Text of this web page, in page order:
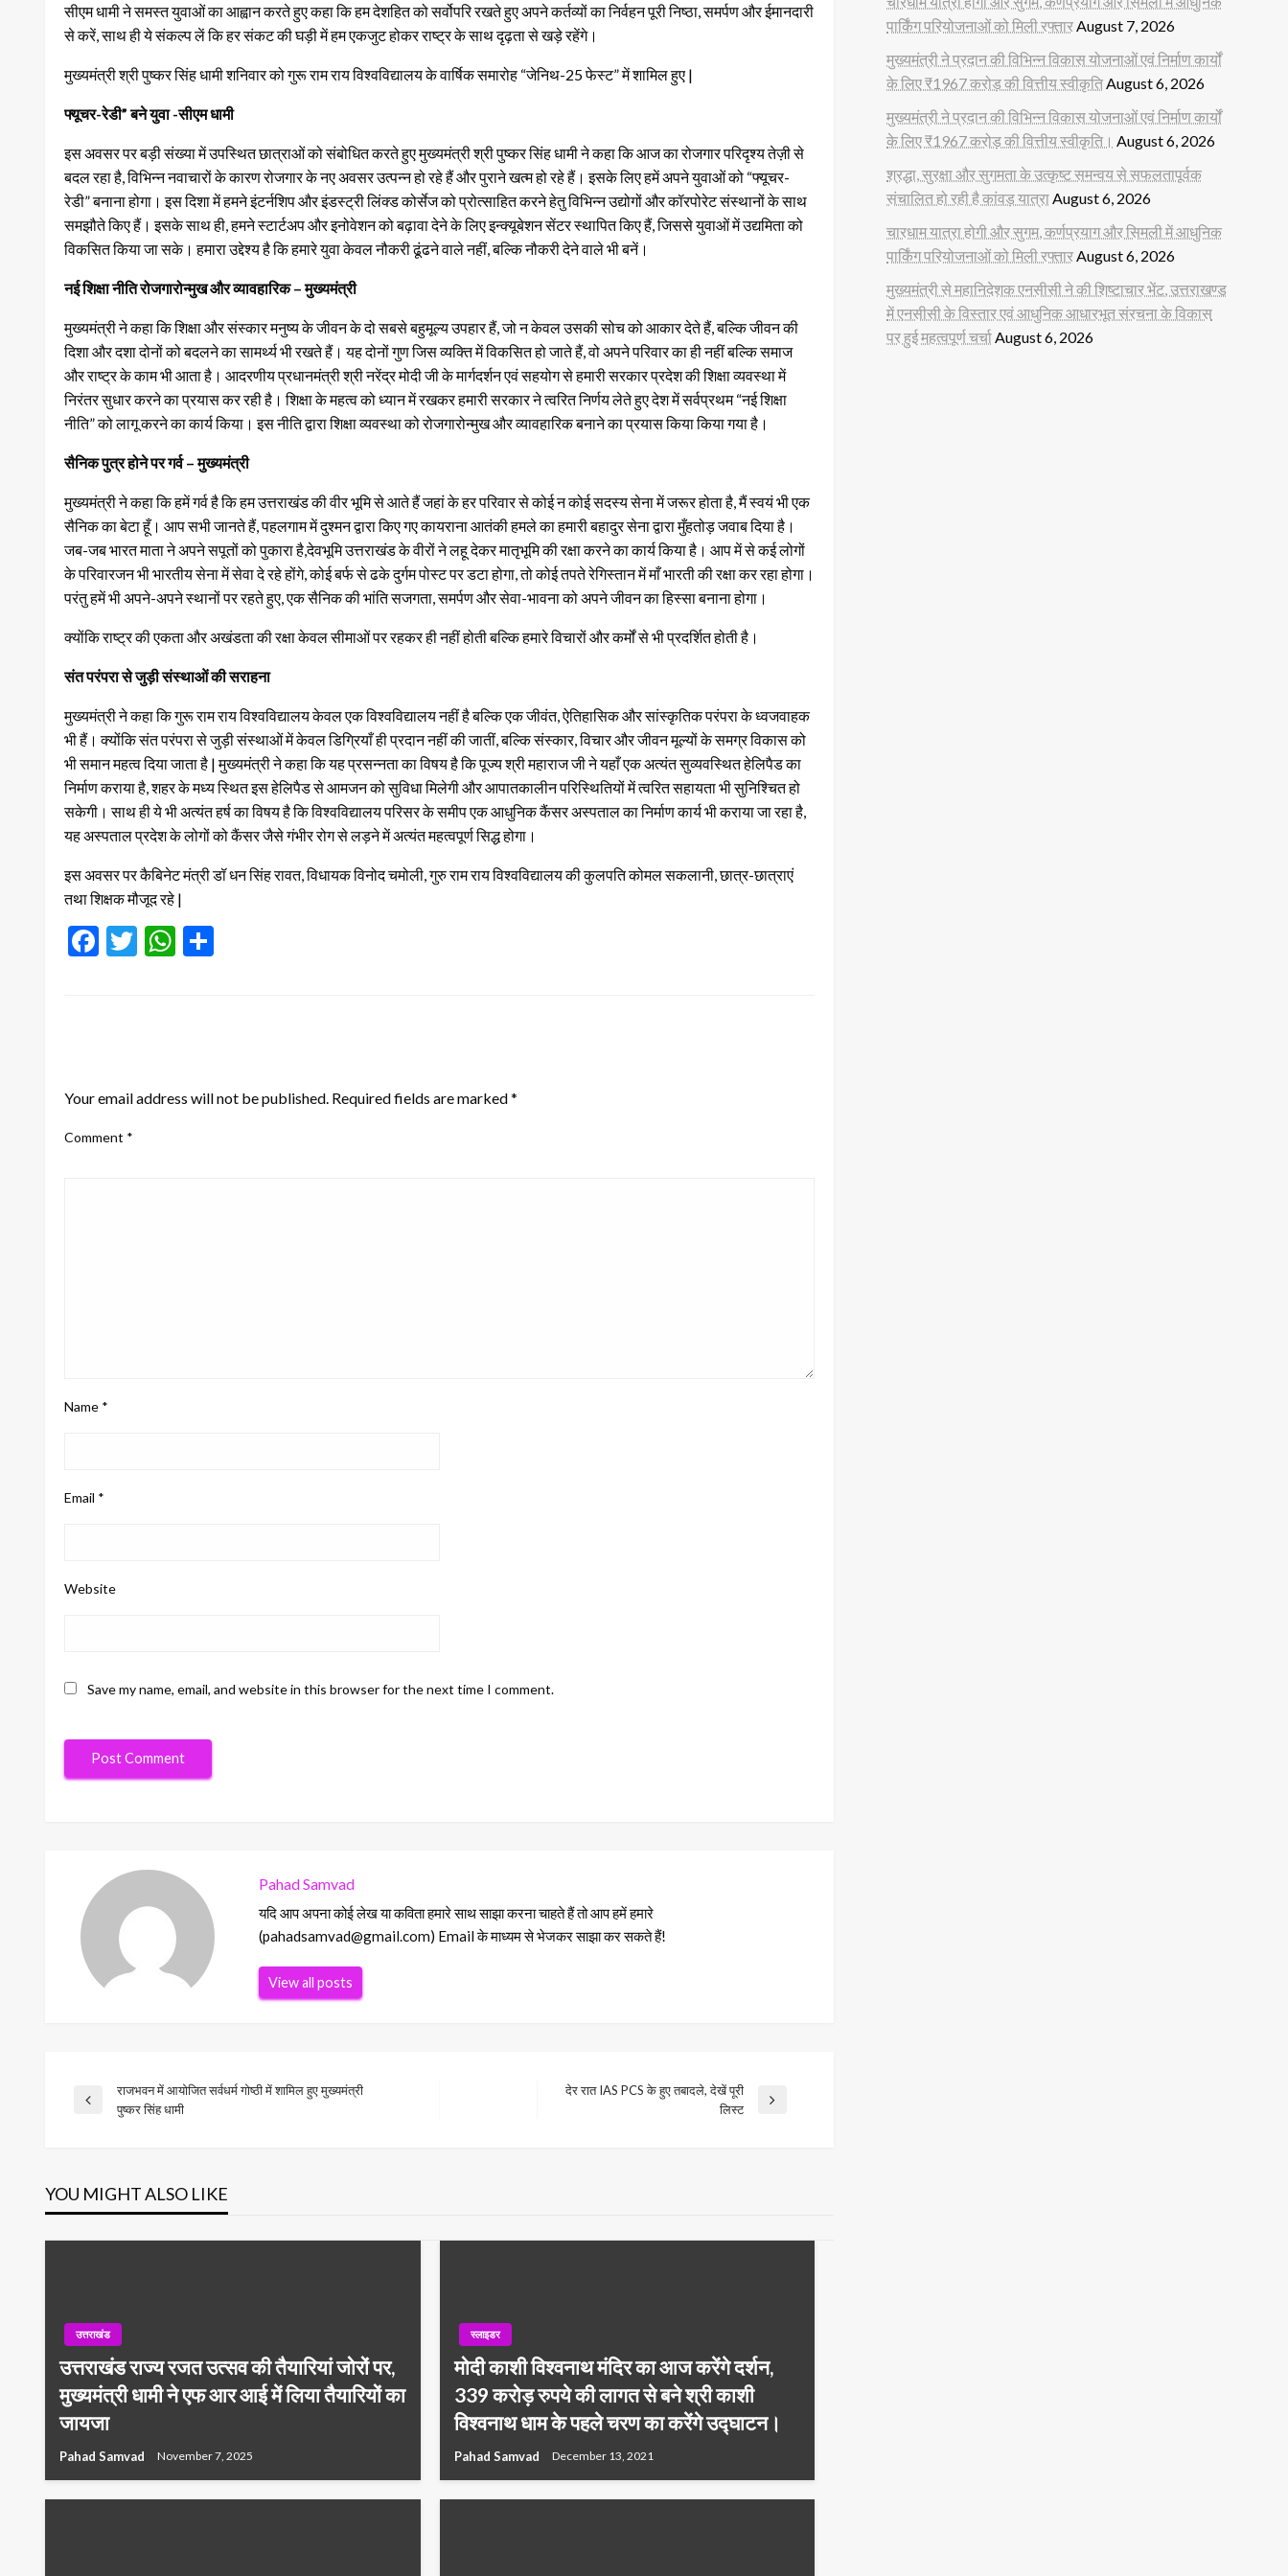
सीएम धामी ने समस्त युवाओं का आह्वान करते हुए कहा कि हम देशहित को सर्वोपरि रखते हुए अपने कर्तव्यों का निर्वहन पूरी निष्ठा, समर्पण और ईमानदारी
से करें, साथ ही ये संकल्प लें कि हर संकट की घड़ी में हम एकजुट होकर राष्ट्र के साथ दृढ़ता से खड़े रहेंगे।
मुख्यमंत्री श्री पुष्कर सिंह धामी शनिवार को गुरू राम राय विश्वविद्यालय के वार्षिक समारोह “जेनिथ-25 फेस्ट” में शामिल हुए |
फ्यूचर-रेडी” बने युवा -सीएम धामी
इस अवसर पर बड़ी संख्या में उपस्थित छात्राओं को संबोधित करते हुए मुख्यमंत्री श्री पुष्कर सिंह धामी ने कहा कि आज का रोजगार परिदृश्य तेज़ी से
बदल रहा है, विभिन्न नवाचारों के कारण रोजगार के नए अवसर उत्पन्न हो रहे हैं और पुराने खत्म हो रहे हैं। इसके लिए हमें अपने युवाओं को “फ्यूचर-
रेडी” बनाना होगा। इस दिशा में हमने इंटर्नशिप और इंडस्ट्री लिंक्ड कोर्सेज को प्रोत्साहित करने हेतु विभिन्न उद्योगों और कॉरपोरेट संस्थानों के साथ
समझौते किए हैं। इसके साथ ही, हमने स्टार्टअप और इनोवेशन को बढ़ावा देने के लिए इन्क्यूबेशन सेंटर स्थापित किए हैं, जिससे युवाओं में उद्यमिता को
विकसित किया जा सके। हमारा उद्देश्य है कि हमारे युवा केवल नौकरी ढूंढने वाले नहीं, बल्कि नौकरी देने वाले भी बनें।
नई शिक्षा नीति रोजगारोन्मुख और व्यावहारिक – मुख्यमंत्री
मुख्यमंत्री ने कहा कि शिक्षा और संस्कार मनुष्य के जीवन के दो सबसे बहुमूल्य उपहार हैं, जो न केवल उसकी सोच को आकार देते हैं, बल्कि जीवन की
दिशा और दशा दोनों को बदलने का सामर्थ्य भी रखते हैं। यह दोनों गुण जिस व्यक्ति में विकसित हो जाते हैं, वो अपने परिवार का ही नहीं बल्कि समाज
और राष्ट्र के काम भी आता है। आदरणीय प्रधानमंत्री श्री नरेंद्र मोदी जी के मार्गदर्शन एवं सहयोग से हमारी सरकार प्रदेश की शिक्षा व्यवस्था में
निरंतर सुधार करने का प्रयास कर रही है। शिक्षा के महत्व को ध्यान में रखकर हमारी सरकार ने त्वरित निर्णय लेते हुए देश में सर्वप्रथम “नई शिक्षा
नीति” को लागू करने का कार्य किया। इस नीति द्वारा शिक्षा व्यवस्था को रोजगारोन्मुख और व्यावहारिक बनाने का प्रयास किया किया गया है।
सैनिक पुत्र होने पर गर्व – मुख्यमंत्री
मुख्यमंत्री ने कहा कि हमें गर्व है कि हम उत्तराखंड की वीर भूमि से आते हैं जहां के हर परिवार से कोई न कोई सदस्य सेना में जरूर होता है, मैं स्वयं भी एक
सैनिक का बेटा हूँ। आप सभी जानते हैं, पहलगाम में दुश्मन द्वारा किए गए कायराना आतंकी हमले का हमारी बहादुर सेना द्वारा मुँहतोड़ जवाब दिया है।
जब-जब भारत माता ने अपने सपूतों को पुकारा है,देवभूमि उत्तराखंड के वीरों ने लहू देकर मातृभूमि की रक्षा करने का कार्य किया है। आप में से कई लोगों
के परिवारजन भी भारतीय सेना में सेवा दे रहे होंगे, कोई बर्फ से ढके दुर्गम पोस्ट पर डटा होगा, तो कोई तपते रेगिस्तान में माँ भारती की रक्षा कर रहा होगा।
परंतु हमें भी अपने-अपने स्थानों पर रहते हुए, एक सैनिक की भांति सजगता, समर्पण और सेवा-भावना को अपने जीवन का हिस्सा बनाना होगा।
क्योंकि राष्ट्र की एकता और अखंडता की रक्षा केवल सीमाओं पर रहकर ही नहीं होती बल्कि हमारे विचारों और कर्मों से भी प्रदर्शित होती है।
संत परंपरा से जुड़ी संस्थाओं की सराहना
मुख्यमंत्री ने कहा कि गुरू राम राय विश्वविद्यालय केवल एक विश्वविद्यालय नहीं है बल्कि एक जीवंत, ऐतिहासिक और सांस्कृतिक परंपरा के ध्वजवाहक
भी हैं। क्योंकि संत परंपरा से जुड़ी संस्थाओं में केवल डिग्रियाँ ही प्रदान नहीं की जातीं, बल्कि संस्कार, विचार और जीवन मूल्यों के समग्र विकास को
भी समान महत्व दिया जाता है | मुख्यमंत्री ने कहा कि यह प्रसन्नता का विषय है कि पूज्य श्री महाराज जी ने यहाँ एक अत्यंत सुव्यवस्थित हेलिपैड का
निर्माण कराया है, शहर के मध्य स्थित इस हेलिपैड से आमजन को सुविधा मिलेगी और आपातकालीन परिस्थितियों में त्वरित सहायता भी सुनिश्चित हो
सकेगी। साथ ही ये भी अत्यंत हर्ष का विषय है कि विश्वविद्यालय परिसर के समीप एक आधुनिक कैंसर अस्पताल का निर्माण कार्य भी कराया जा रहा है,
यह अस्पताल प्रदेश के लोगों को कैंसर जैसे गंभीर रोग से लड़ने में अत्यंत महत्वपूर्ण सिद्ध होगा।
इस अवसर पर कैबिनेट मंत्री डॉ धन सिंह रावत, विधायक विनोद चमोली, गुरु राम राय विश्वविद्यालय की कुलपति कोमल सकलानी, छात्र-छात्राएं
तथा शिक्षक मौजूद रहे |
Facebook
TwitterWhatsApp
Your email address will not be published. Required fields are marked*
Comment *
Name *
Email *
Website
Save my name, email, and website in this browser for the next time I comment.
Pahad Samvad
यदि आप अपना कोई लेख या कविता हमारे साथ साझा करना चाहते हैं तो आप हमें हमारे
(pahadsamvad@gmail.com) Email के माध्यम से भेजकर साझा कर सकते हैं!
View all posts
Post
Previous
राजभवन में आयोजित सर्वधर्म गोष्ठी में शामिल हुए मुख्यमंत्री
पुष्कर सिंह धामी
देर रात IAS PCS के हुए तबादले, देखें पूरी
लिस्ट
YOU MIGHT ALSO LIKE
उत्तराखंड
उत्तराखंड राज्य रजत उत्सव की तैयारियां जोरों पर,
मुख्यमंत्री धामी ने एफ आर आई में लिया तैयारियों का
जायजा
Pahad Samvad November 7, 2025
स्लाइडर
मोदी काशी विश्वनाथ मंदिर का आज करेंगे दर्शन,
339 करोड़ रुपये की लागत से बने श्री काशी
विश्वनाथ धाम के पहले चरण का करेंगे उद्घाटन।
Pahad Samvad December 13, 2021
पार्किंग परियोजनाओं को मिली रफ्तारAugust 7, 2026
मुख्यमंत्री ने प्रदान की विभिन्न विकास योजनाओं एवं निर्माण कार्यों
के लिए ₹1967 करोड़ की वित्तीय स्वीकृतिAugust 6, 2026
मुख्यमंत्री ने प्रदान की विभिन्न विकास योजनाओं एवं निर्माण कार्यों
के लिए ₹1967 करोड़ की वित्तीय स्वीकृति। August 6, 2026
श्रद्धा, सुरक्षा और सुगमता के उत्कृष्ट समन्वय से सफलतापूर्वक
संचालित हो रही है कांवड़ यात्राAugust 6, 2026
चारधाम यात्रा होगी और सुगम, कर्णप्रयाग और सिमली में आधुनिक
पार्किंग परियोजनाओं को मिली रफ्तारAugust 6, 2026
मुख्यमंत्री से महानिदेशक एनसीसी ने की शिष्टाचार भेंट, उत्तराखण्ड
में एनसीसी के विस्तार एवं आधुनिक आधारभूत संरचना के विकास
पर हुई महत्वपूर्ण चर्चाAugust 6, 2026